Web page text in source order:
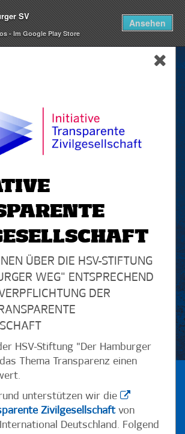
SV
- Im Google Play Store
Ansehen
ÜBER DIE HSV-STIFTUNG
WEG" ENTSPRECHEND
DER
HSV-Stiftung "Der Hamburger
Thema Transparenz einen
unterstützen wir die
Zivilgesellschaftvon
International Deutschland. Folgend